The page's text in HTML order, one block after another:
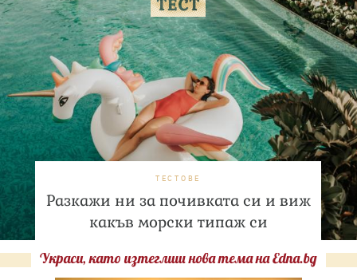
ТЕСТОВЕ
Разкажи ни за почивката си и виж
какъв морски типаж си
Украси, като изтеглиш нова тема на Edna.bg